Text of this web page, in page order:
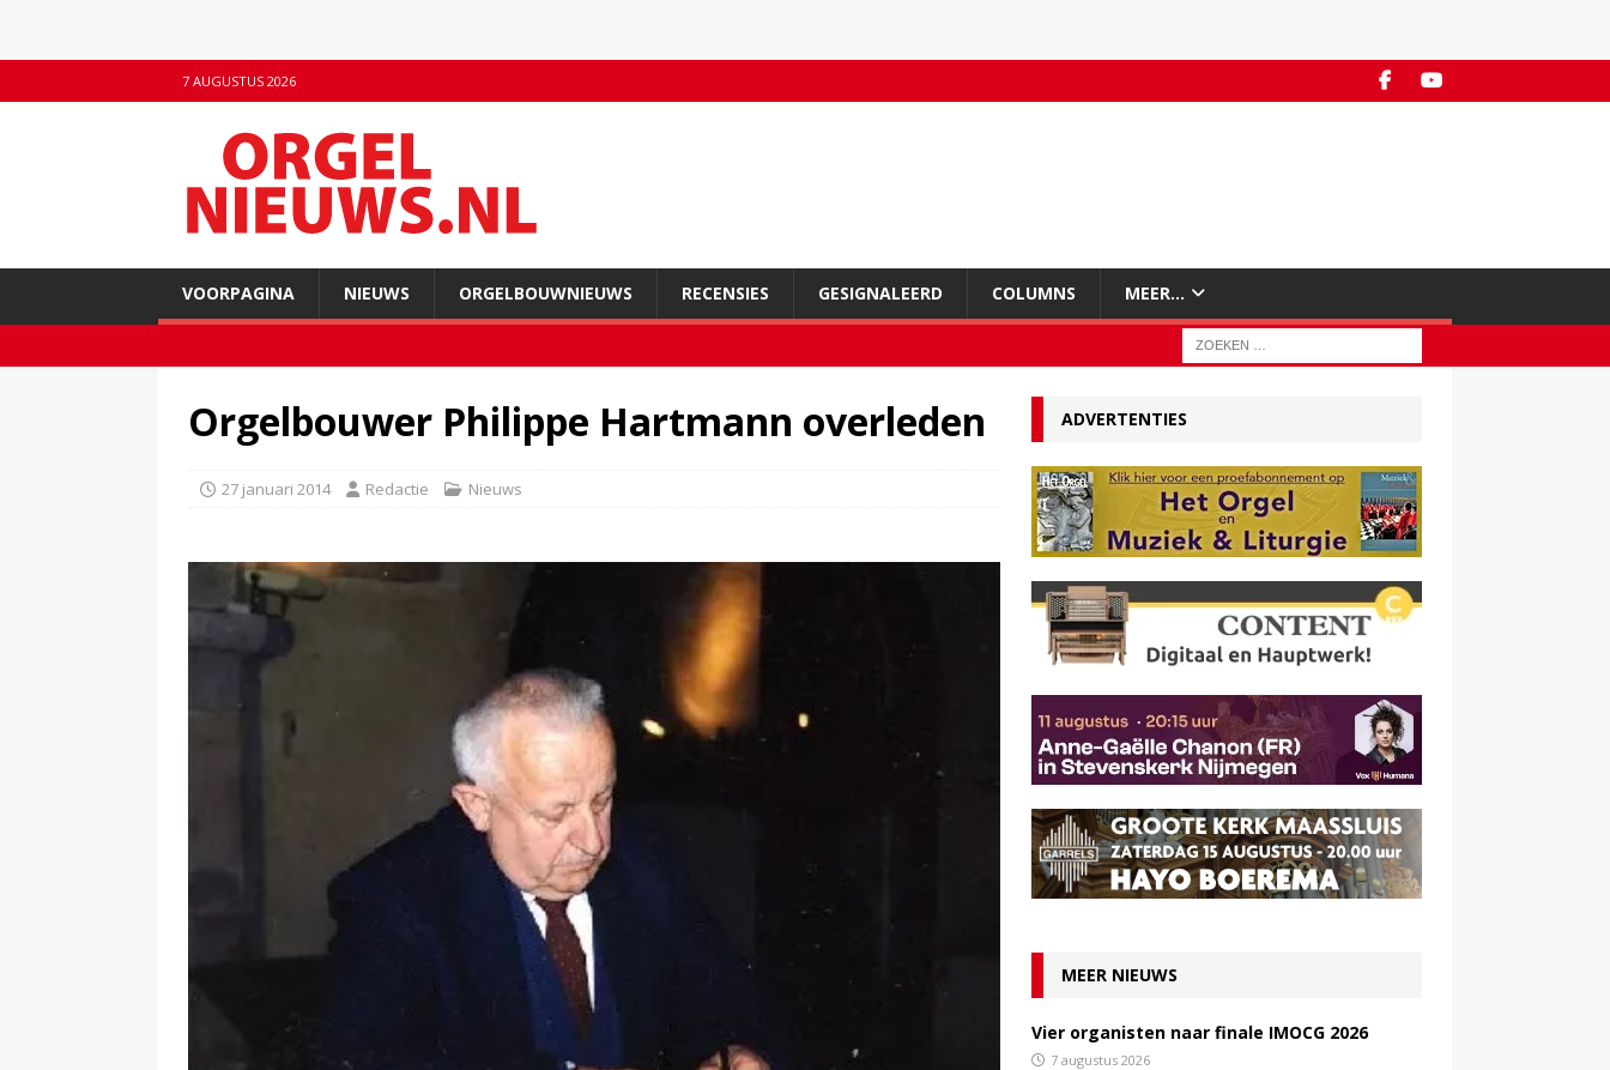
7 AUGUSTUS 2026
VOORPAGINA NIEUWS ORGELBOUWNIEUWS RECENSIES GESIGNALEERD COLUMNS MEER…
Orgelbouwer Philippe Hartmann overleden
27 januari 2014 Redactie Nieuws
ADVERTENTIES
MEER NIEUWS
Vier organisten naar finale IMOCG 2026
7 augustus 2026